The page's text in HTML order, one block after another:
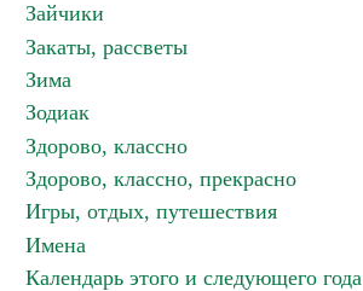
Зайчики
Закаты, рассветы
Зима
Зодиак
Здорово, классно
Здорово, классно, прекрасно
Игры, отдых, путешествия
Имена
Календарь этого и следующего года